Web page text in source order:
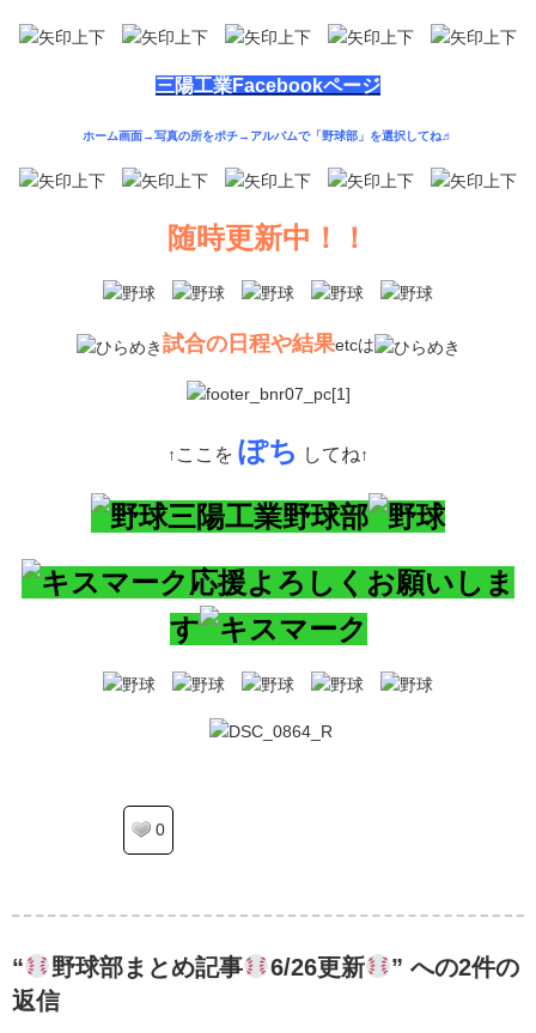
三陽工業Facebookページ
ホーム画面→写真の所をポチ→アルバムで「野球部」を選択してね♬
随時更新中！！
試合の日程や結果etcは
↑ ここを ぽち してね↑
三陽工業野球部
応援よろしくお願いしま
す
0
“ 野球部まとめ記事 6/26更新
” への2件の
返信